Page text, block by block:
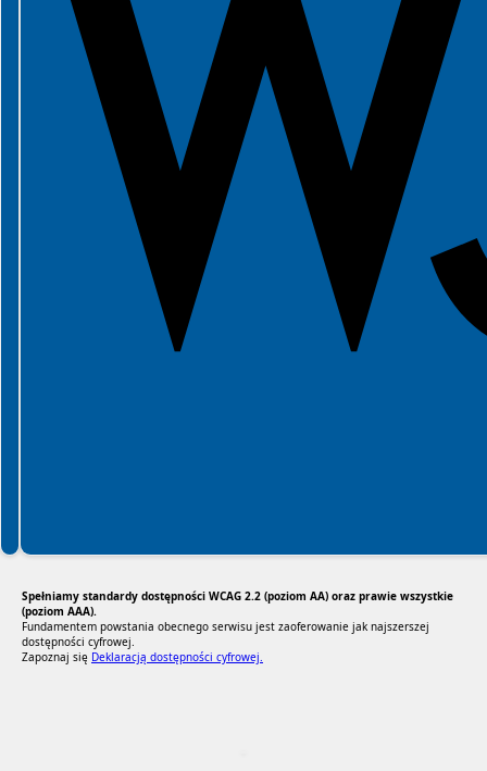
Spełniamy standardy dostępności WCAG 2.2 (poziom AA) oraz prawie wszystkie
(poziom AAA).
Fundamentem powstania obecnego serwisu jest zaoferowanie jak najszerszej
dostępności cyfrowej.
Zapoznaj się Deklaracją dostępności cyfrowej.